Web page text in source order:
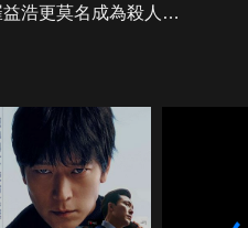
浩更莫名成為殺人嫌
計師Ace製造出來的
Ace將整座城市變成遊